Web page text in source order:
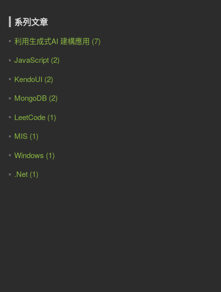
系列文章
利用生成式AI 建構應用 (7)
JavaScript (2)
KendoUI (2)
MongoDB (2)
LeetCode (1)
MIS (1)
Windows (1)
.Net (1)